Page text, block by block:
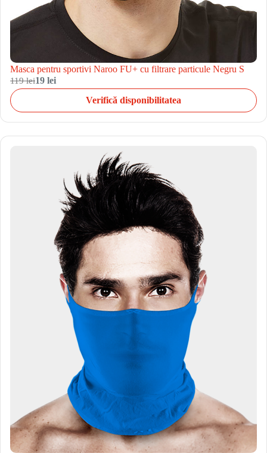
Masca pentru sportivi Naroo FU+ cu filtrare particule Negru S
119 lei19 lei
Verifică disponibilitatea